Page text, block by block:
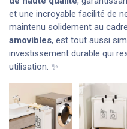
et une incroyable facilité de
maintenu solidement au
amovibles, est tout aussi
investissement durable qui
utilisation. ✨